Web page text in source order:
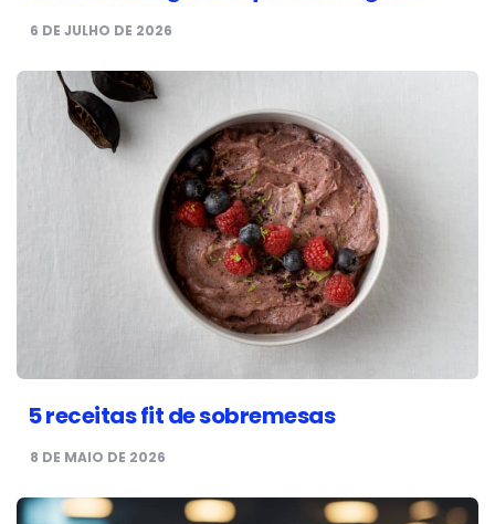
6 DE JULHO DE 2026
5 receitas fit de sobremesas
8 DE MAIO DE 2026